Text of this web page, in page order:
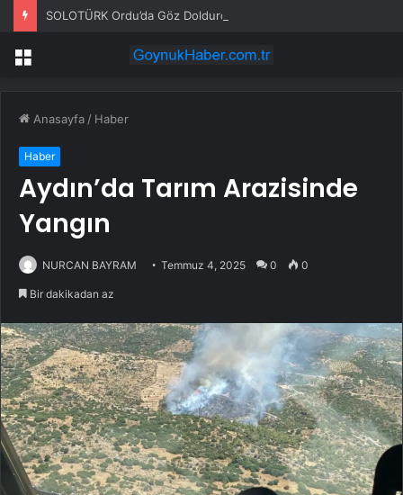
SOLOTÜRK Ordu’da Göz Doldurdu
Menü
Anasayfa / Haber
Haber
Aydın’da Tarım Arazisinde
Yangın
NURCAN BAYRAM Temmuz 4, 2025 0 0
Bir dakikadan az